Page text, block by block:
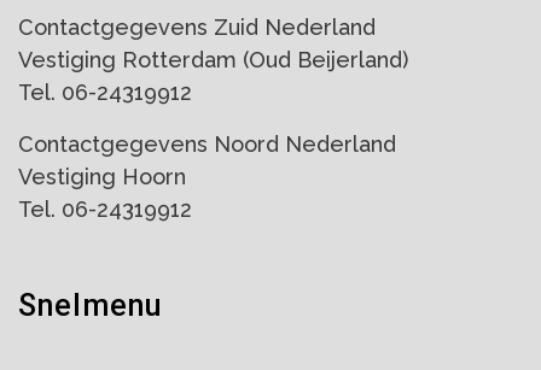
Contactgegevens Zuid Nederland
Vestiging Rotterdam (Oud Beijerland)
Tel. 06-24319912
Contactgegevens Noord Nederland
Vestiging Hoorn
Tel. 06-24319912
Snelmenu